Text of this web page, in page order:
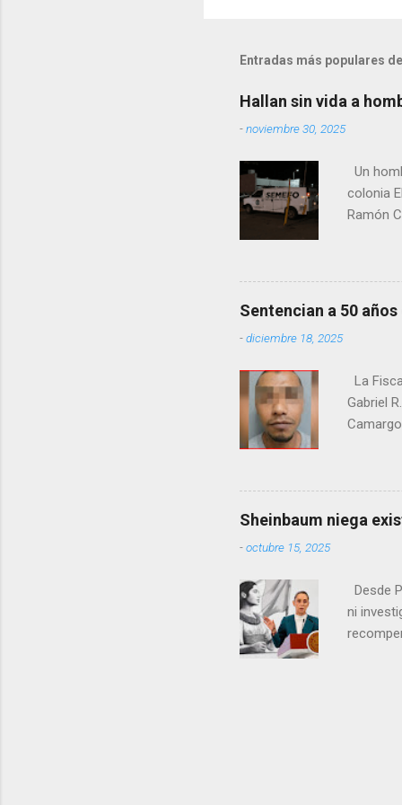
Entradas más populares
Hallan sin vida a
-noviembre 30, 2025
Un
colonia
Ramón
zona
Sentencian a 50
-diciembre 18, 2025
La
Gabriel
cumpla
pago
junio de
Sheinbaum niega
-octubre 15, 2025
Desde
ni
(DHS)